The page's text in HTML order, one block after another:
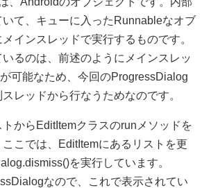
て、キューに入ったRunnableなオブ
インスレッドで実行するものです。
るのは、前述のようにメインスレッ
可能なため、今回のProgressDialog
レッドから行なうためなのです。
からEditItemクラスのrunメソッドを
こでは、EditItemにあるリストを更
を実行しています。
なので、これで表示されてい